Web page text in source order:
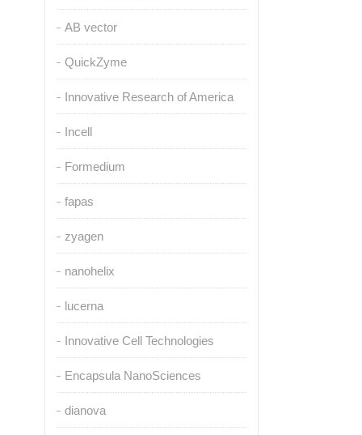
AB vector
QuickZyme
Innovative Research of America
Incell
Formedium
fapas
zyagen
nanohelix
lucerna
Innovative Cell Technologies
Encapsula NanoSciences
dianova